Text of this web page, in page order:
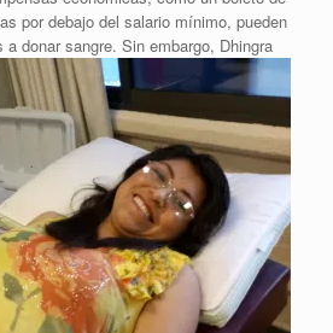
por debajo del salario mínimo, pueden
a donar sangre. Sin embargo, Dhingra